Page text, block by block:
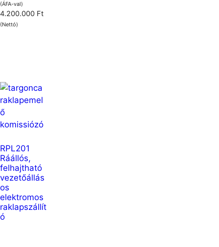
(ÁFA-val)
4.200.000 Ft
(Nettó)
RPL201
Ráállós,
felhajtható
vezetőállás
os
elektromos
raklapszállít
ó